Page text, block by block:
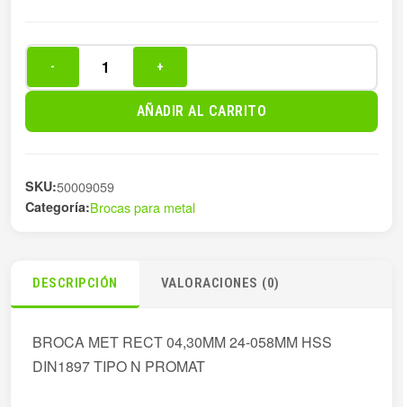
MET
058M
cantidad
- +
AÑADIR AL CARRITO
SKU:50009059
Categoría:Brocas para metal
DESCRIPCIÓN VALORACIONES (0)
BROCA MET RECT 04,30MM 24-058MM HSS
DIN1897 TIPO N PROMAT